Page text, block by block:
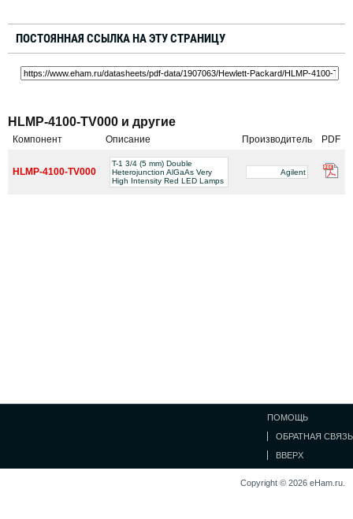
ПОСТОЯННАЯ ССЫЛКА НА ЭТУ СТРАНИЦУ
HLMP-4100-TV000 и другие
Компонент Описание Производитель PDF
HLMP-4100-TV000
T-1 3/4 (5 mm) Double
Heterojunction AlGaAs Very
High Intensity Red LED Lamps
Agilent
ПОМОЩЬ
ОБРАТНАЯ СВЯЗЬ
ВВЕРХ
Copyright © 2026 eHam.ru.